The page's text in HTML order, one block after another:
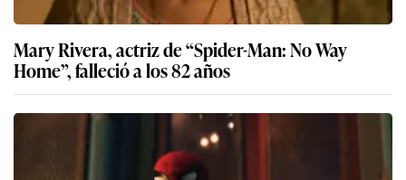
Mary Rivera, actriz de “Spider-Man: No Way
Home”, falleció a los 82 años